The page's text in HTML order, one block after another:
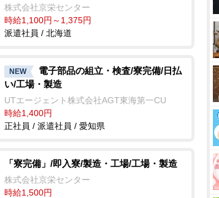
株式会社京栄センター
時給1,100円～1,375円
派遣社員 / 北海道
NEW
電子部品の組立・検査/寮完備/日払
い/工場・製造
UTエージェント株式会社AGT東海第一CU
時給1,400円
正社員 / 派遣社員 / 愛知県
「寮完備」/即入寮/製造・工場/工場・製造
株式会社京栄センター
時給1,500円